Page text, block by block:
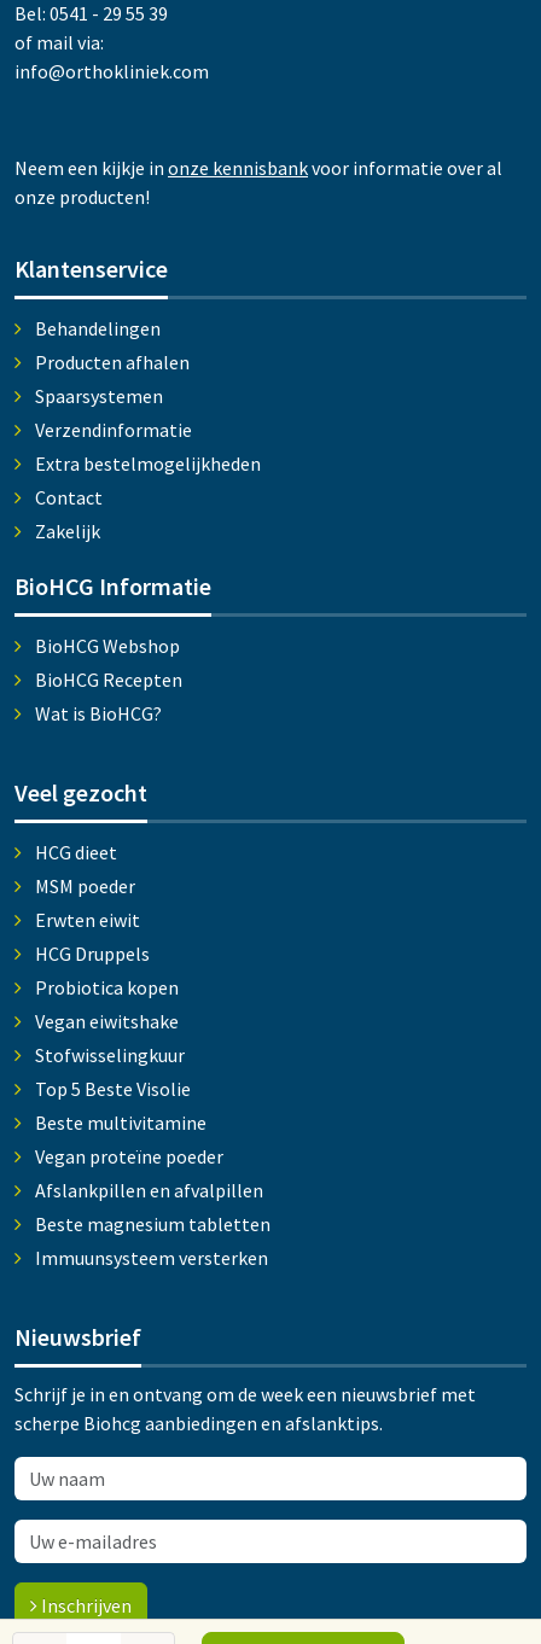
Bel: 0541 - 29 55 39
of mail via:
info@orthokliniek.com
Neem een kijkje in onze kennisbankvoor informatie over al
onze producten!
Klantenservice
Behandelingen
Producten afhalen
Spaarsystemen
Verzendinformatie
Extra bestelmogelijkheden
Contact
Zakelijk
BioHCG Informatie
BioHCG Webshop
BioHCG Recepten
Wat is BioHCG?
Veel gezocht
HCG dieet
MSM poeder
Erwten eiwit
HCG Druppels
Probiotica kopen
Vegan eiwitshake
Stofwisselingkuur
Top 5 Beste Visolie
Beste multivitamine
Vegan proteïne poeder
Afslankpillen en afvalpillen
Beste magnesium tabletten
Immuunsysteem versterken
Nieuwsbrief
Schrijf je in en ontvang om de week een nieuwsbrief met
scherpe Biohcg aanbiedingen en afslanktips.
Inschrijven